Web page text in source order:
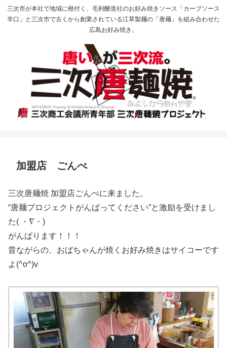
三次市が本社で地域に根付く、毛利醸造社のお好み焼きソース「カープソース
辛口」と三次市で古くから創業されている江草製麺の「唐麺」を組み合わせた
広島お好み焼き。
加盟店 ごんべ
三次唐麺焼 加盟店ごんべに来ました。
“唐麺プロジェクトがんばってください”と激励を受けまし
た( ・∇・)
がんばります！！！
昔ながらの、おばちゃんが焼くお好み焼きはサイコーです
よ(^o^)v